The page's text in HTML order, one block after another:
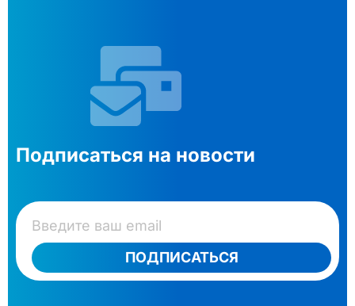
Подписаться на новости
ПОДПИСАТЬСЯ